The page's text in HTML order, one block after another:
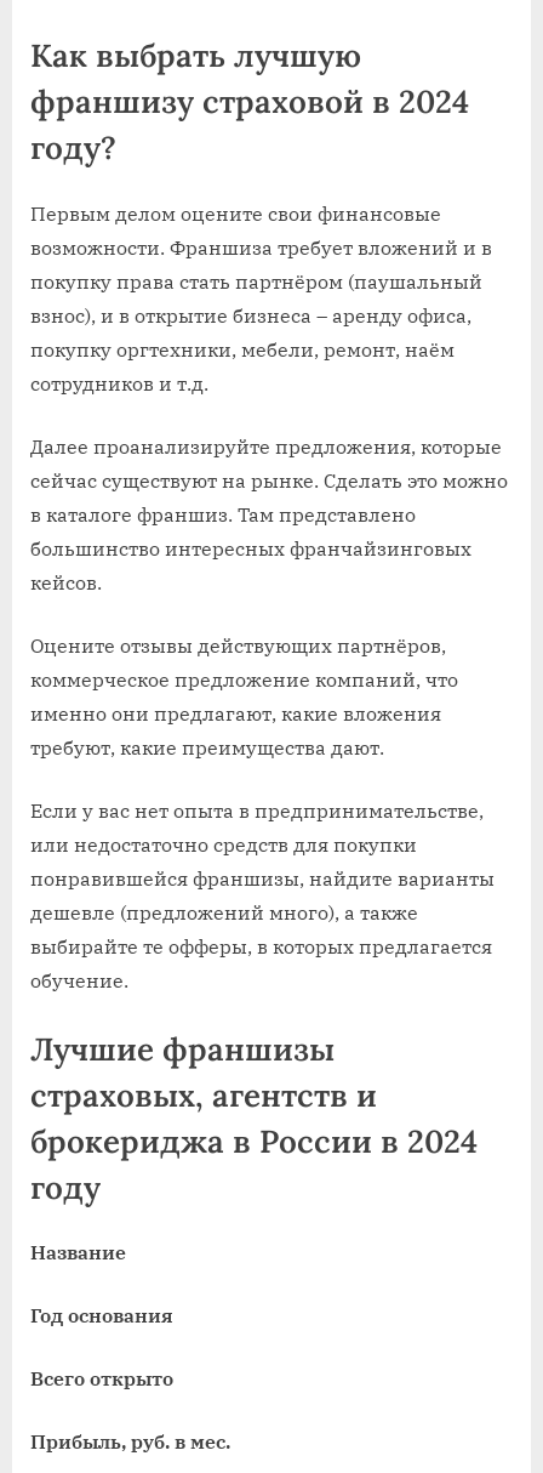
Как выбрать лучшую
франшизу страховой в 2024
году?
Первым делом оцените свои финансовые
возможности. Франшиза требует вложений и в
покупку права стать партнёром (паушальный
взнос), и в открытие бизнеса – аренду офиса,
покупку оргтехники, мебели, ремонт, наём
сотрудников и т.д.
Далее проанализируйте предложения, которые
сейчас существуют на рынке. Сделать это можно
в каталоге франшиз. Там представлено
большинство интересных франчайзинговых
кейсов.
Оцените отзывы действующих партнёров,
коммерческое предложение компаний, что
именно они предлагают, какие вложения
требуют, какие преимущества дают.
Если у вас нет опыта в предпринимательстве,
или недостаточно средств для покупки
понравившейся франшизы, найдите варианты
дешевле (предложений много), а также
выбирайте те офферы, в которых предлагается
обучение.
Лучшие франшизы
страховых, агентств и
брокериджа в России в 2024
году
Название
Год основания
Всего открыто
Прибыль, руб. в мес.